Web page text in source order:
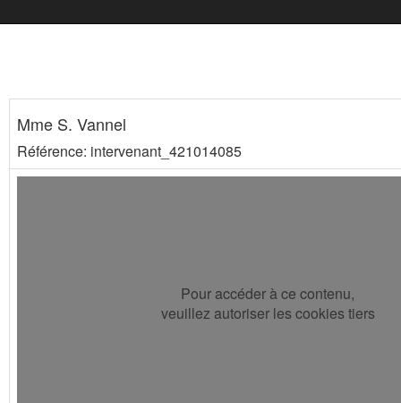
Mme S. Vannel
Référence: intervenant_421014085
Pour accéder à ce contenu,
veuillez autoriser les cookies tiers